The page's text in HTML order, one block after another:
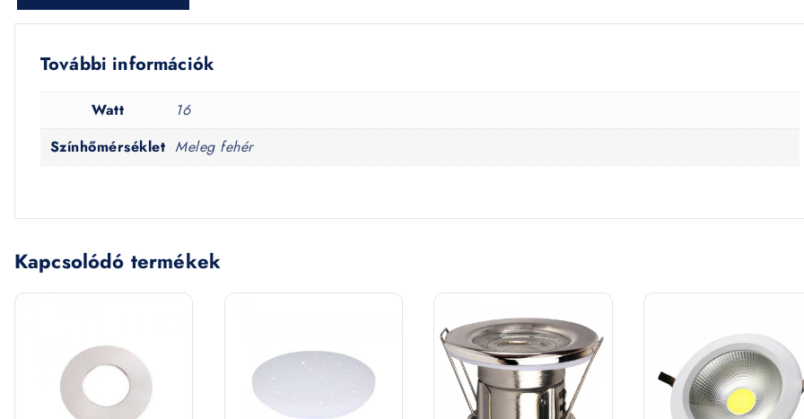
További információk
Watt
16
Színhőmérséklet Meleg fehér
Kapcsolódó termékek